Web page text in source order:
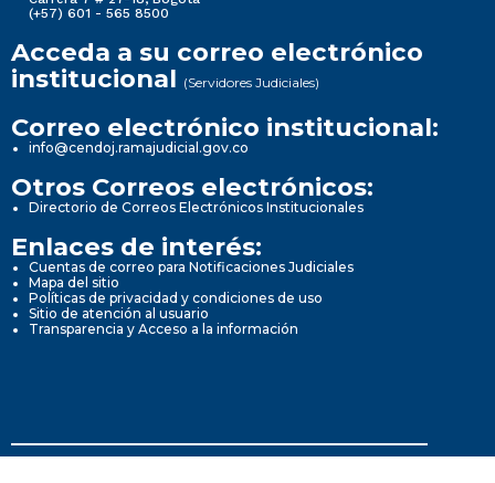
(+57) 601 - 565 8500
Acceda a su correo electrónico
institucional (Servidores Judiciales)
Correo electrónico institucional:
info@cendoj.ramajudicial.gov.co
Otros Correos electrónicos:
Directorio de Correos Electrónicos Institucionales
Enlaces de interés:
Cuentas de correo para Notificaciones Judiciales
Mapa del sitio
Políticas de privacidad y condiciones de uso
Sitio de atención al usuario
Transparencia y Acceso a la información